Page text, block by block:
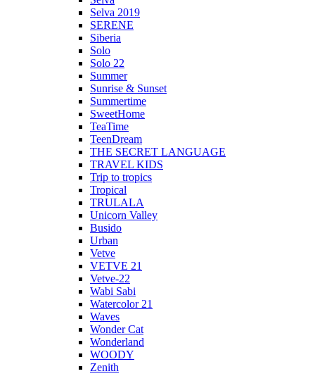
Selva 2019
SERENE
Siberia
Solo
Solo 22
Summer
Sunrise & Sunset
Summertime
SweetHome
TeaTime
TeenDream
THE SECRET LANGUAGE
TRAVEL KIDS
Trip to tropics
Tropical
TRULALA
Unicorn Valley
Busido
Urban
Vetve
VETVE 21
Vetve-22
Wabi Sabi
Watercolor 21
Waves
Wonder Cat
Wonderland
WOODY
Zenith